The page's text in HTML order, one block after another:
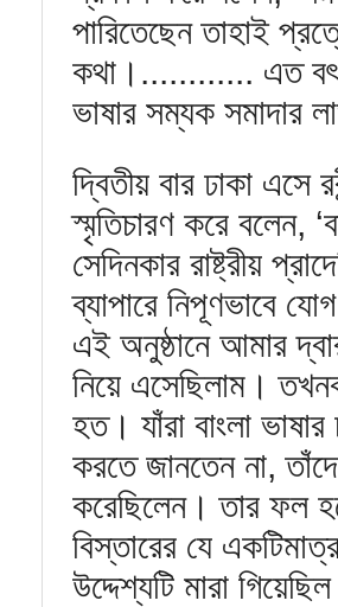
পারিতেছেন তাহাই
কথা।............ এত বৎসর
ভাষার সম্যক সমাদার
দ্বিতীয় বার ঢাকা এসে
স্মৃতিচারণ করে বলেন,
সেদিনকার রাষ্ট্রীয়
ব্যাপারে নিপূণভাবে
এই অনুষ্ঠানে আমার
নিয়ে এসেছিলাম।
হত। যাঁরা বাংলা
করতে জানতেন না,
করেছিলেন। তার ফল
বিস্তারের যে
উদ্দেশ্যটি মারা